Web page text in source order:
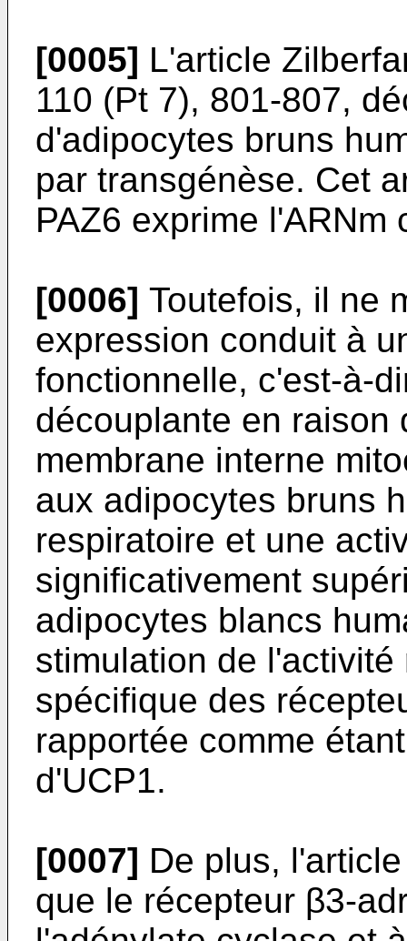
[0005] L'article
110 (Pt 7), 801-807,
d'adipocytes bruns
par transgénèse. Cet
PAZ6 exprime l'ARNm
[0006] Toutefois, il ne
expression conduit à
fonctionnelle, c'est-à-
découplante en raison
membrane interne
aux adipocytes bruns
respiratoire et une
significativement
adipocytes blancs
stimulation de
spécifique des
rapportée comme
d'UCP1.
[0007] De plus,
que le récepteur β3-